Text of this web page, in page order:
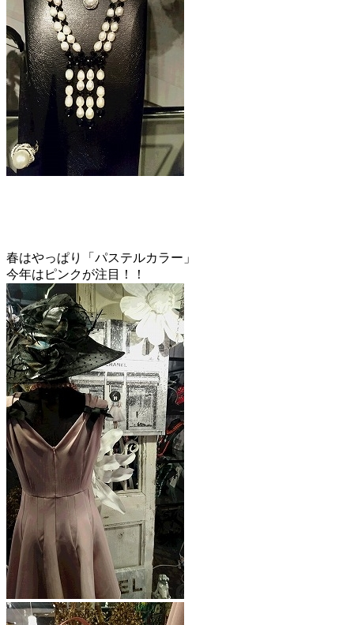
春はやっぱり「パステルカラー」
今年はピンクが注目！！